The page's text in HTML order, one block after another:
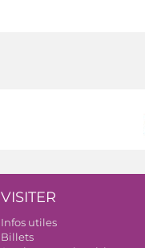
VISITER
Infos utiles
Billets